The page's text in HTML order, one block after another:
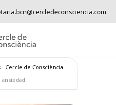
- Cercle de Consciència